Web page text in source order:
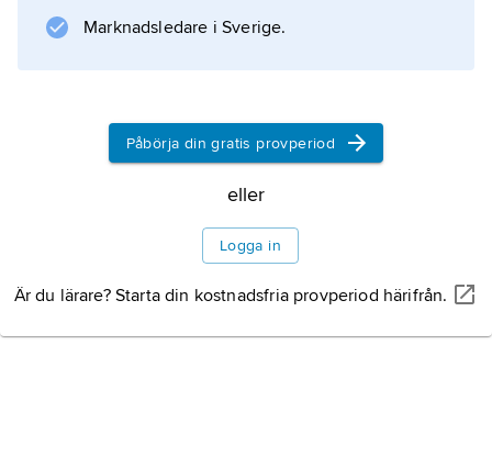
Marknadsledare i Sverige.
Påbörja din gratis provperiod
eller
Logga in
Är du lärare? Starta din kostnadsfria provperiod härifrån.